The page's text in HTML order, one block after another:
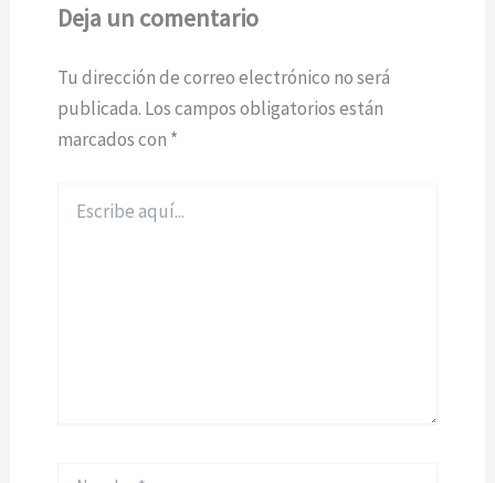
Deja un comentario
Tu dirección de correo electrónico no será
publicada. Los campos obligatorios están
marcados con *
aquí...